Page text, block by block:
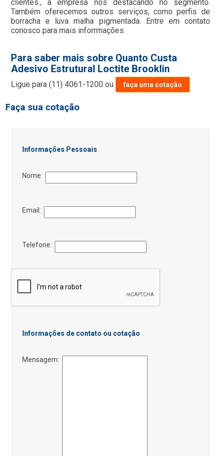
clientes., a empresa nos destacando no segmento.
Também oferecemos outros serviços, como perfis de
borracha e luva malha pigmentada. Entre em contato
conosco para mais inforrmações.
Para saber mais sobre Quanto Custa
Adesivo Estrutural Loctite Brooklin
Ligue para(11) 4061-1200 ou faça uma cotação
Faça sua cotação
Informações Pessoais
Nome:
Email:
Telefone:
Informações de contato ou cotação
Mensagem: